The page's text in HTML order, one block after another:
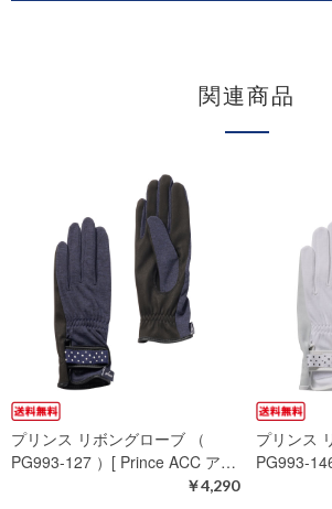
関連商品
プリンス リボングローブ （
PG993-127 ）[ Prince ACC ア…
￥4,290
プリンス
PG993-